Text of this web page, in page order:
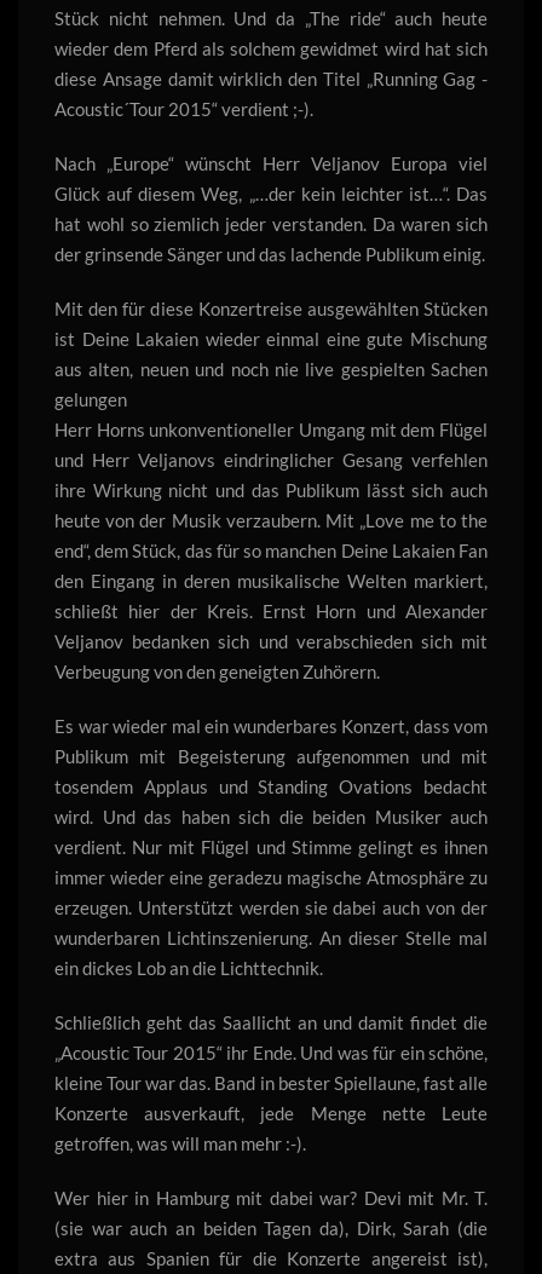
Stück nicht nehmen. Und da „The ride“ auch heute
wieder dem Pferd als solchem gewidmet wird hat sich
diese Ansage damit wirklich den Titel „Running Gag -
Acoustic´Tour 2015“ verdient ;-).
Nach „Europe“ wünscht Herr Veljanov Europa viel
Glück auf diesem Weg, „…der kein leichter ist…“. Das
hat wohl so ziemlich jeder verstanden. Da waren sich
der grinsende Sänger und das lachende Publikum einig.
Mit den für diese Konzertreise ausgewählten Stücken
ist Deine Lakaien wieder einmal eine gute Mischung
aus alten, neuen und noch nie live gespielten Sachen
gelungen
Herr Horns unkonventioneller Umgang mit dem Flügel
und Herr Veljanovs eindringlicher Gesang verfehlen
ihre Wirkung nicht und das Publikum lässt sich auch
heute von der Musik verzaubern. Mit „Love me to the
end“, dem Stück, das für so manchen Deine Lakaien Fan
den Eingang in deren musikalische Welten markiert,
schließt hier der Kreis. Ernst Horn und Alexander
Veljanov bedanken sich und verabschieden sich mit
Verbeugung von den geneigten Zuhörern.
Es war wieder mal ein wunderbares Konzert, dass vom
Publikum mit Begeisterung aufgenommen und mit
tosendem Applaus und Standing Ovations bedacht
wird. Und das haben sich die beiden Musiker auch
verdient. Nur mit Flügel und Stimme gelingt es ihnen
immer wieder eine geradezu magische Atmosphäre zu
erzeugen. Unterstützt werden sie dabei auch von der
wunderbaren Lichtinszenierung. An dieser Stelle mal
ein dickes Lob an die Lichttechnik.
Schließlich geht das Saallicht an und damit findet die
„Acoustic Tour 2015“ ihr Ende. Und was für ein schöne,
kleine Tour war das. Band in bester Spiellaune, fast alle
Konzerte ausverkauft, jede Menge nette Leute
getroffen, was will man mehr :-).
Wer hier in Hamburg mit dabei war? Devi mit Mr. T.
(sie war auch an beiden Tagen da), Dirk, Sarah (die
extra aus Spanien für die Konzerte angereist ist),